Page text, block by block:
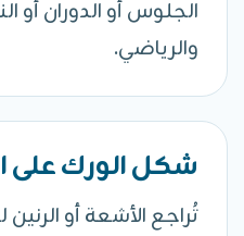
الجلوس أو الدوران أو
والرياضي.
شكل الورك على
تُراجع الأشعة أو